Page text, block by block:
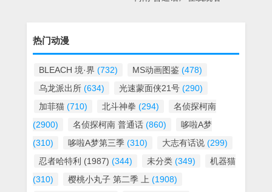
热门动漫
BLEACH 境·界 (732) MS动画图鉴 (478)
乌龙派出所 (634) 光速蒙面侠21号 (290)
加菲猫 (710) 北斗神拳 (294)
名侦探柯南
(2900)
名侦探柯南 普通话 (860)
哆啦A梦
(310)
哆啦A梦第三季 (310) 大志有话说 (299)
忍者哈特利 (1987) (344) 未分类 (349)
机器猫
(310)
樱桃小丸子 第二季 上 (1908)